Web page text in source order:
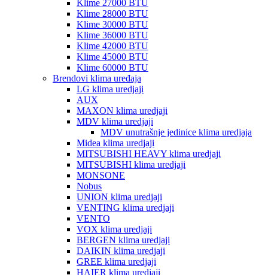
Klime 27000 BTU
Klime 28000 BTU
Klime 30000 BTU
Klime 36000 BTU
Klime 42000 BTU
Klime 45000 BTU
Klime 60000 BTU
Brendovi klima uređaja
LG klima uredjaji
AUX
MAXON klima uredjaji
MDV klima uredjaji
MDV unutrašnje jedinice klima uredjaja
Midea klima uredjaji
MITSUBISHI HEAVY klima uredjaji
MITSUBISHI klima uredjaji
MONSONE
Nobus
UNION klima uredjaji
VENTING klima uredjaji
VENTO
VOX klima uredjaji
BERGEN klima uredjaji
DAIKIN klima uredjaji
GREE klima uredjaji
HAIER klima uredjaji